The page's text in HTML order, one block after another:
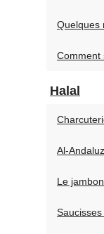
Quelques
Comment
Halal
Al-
Le
Saucisses